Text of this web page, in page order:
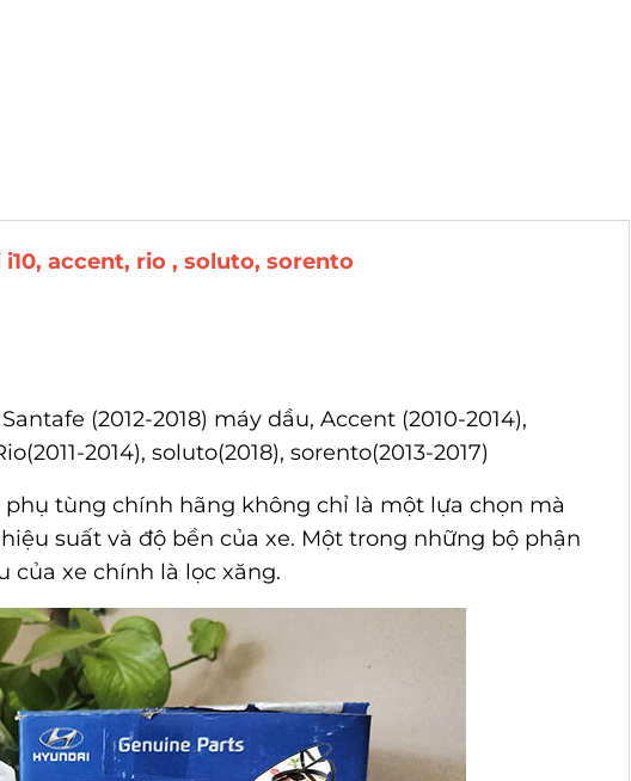
accent, rio , soluto, sorento
(2012-2018) máy dầu, Accent (2010-2014),
2014), soluto(2018), sorento(2013-2017)
tùng chính hãng không chỉ là một lựa chọn mà
suất và độ bền của xe. Một trong những bộ phận
xe chính là lọc xăng.